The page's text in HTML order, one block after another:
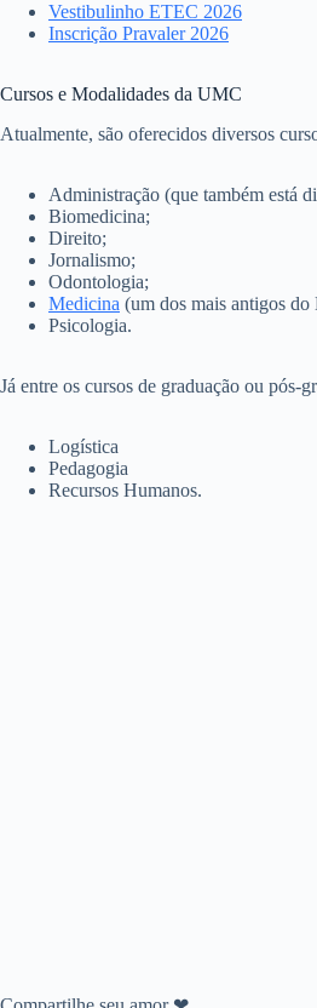
Vestibulinho ETEC 2026
Inscrição Pravaler 2026
Cursos e Modalidades da UMC
Atualmente, são oferecidos diversos
Administração (que também está
Biomedicina;
Direito;
Jornalismo;
Odontologia;
Medicina (um dos mais antigos do
Psicologia.
Já entre os cursos de graduação ou pós-
Logística
Pedagogia
Recursos Humanos.